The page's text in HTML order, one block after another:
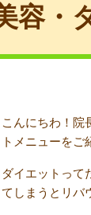
容・
こんにちわ！院
トメニューを
ダイエットって
てしまうとリバ